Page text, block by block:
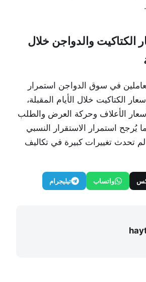
الكتاكيت والدواجن خلال
في سوق الدواجن استمرار
الكتاكيت خلال الأيام المقبلة،
الأعلاف وحركة العرض والطلب
يُرجح استمرار الاستقرار النسبي
تحدث تغييرات كبيرة في تكاليف
واتساب تيليجرام